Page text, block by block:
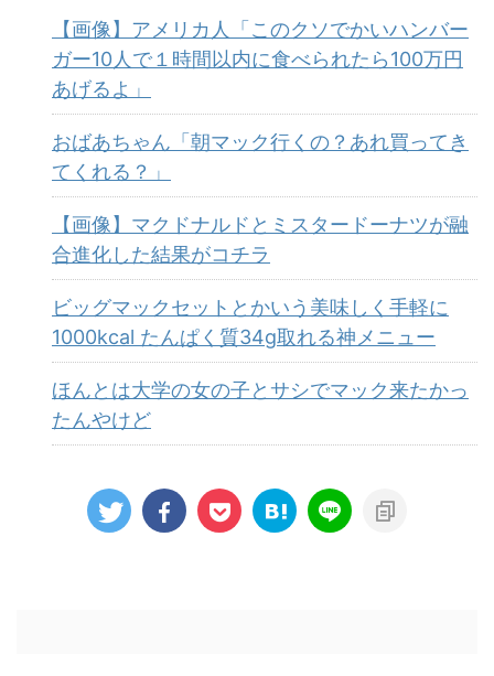
【画像】アメリカ人「このクソでかいハンバー
ガー10人で１時間以内に食べられたら100万円
あげるよ」
おばあちゃん「朝マック行くの？あれ買ってき
てくれる？」
【画像】マクドナルドとミスタードーナツが融
合進化した結果がコチラ
ビッグマックセットとかいう美味しく手軽に
1000kcal たんぱく質34g取れる神メニュー
ほんとは大学の女の子とサシでマック来たかっ
たんやけど